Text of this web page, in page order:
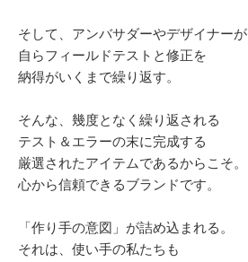
そして、アンバサダーやデザイナーが
自らフィールドテストと修正を
納得がいくまで繰り返す。
そんな、幾度となく繰り返される
テスト＆エラーの末に完成する
厳選されたアイテムであるからこそ。
心から信頼できるブランドです。
「作り手の意図」が詰め込まれる。
それは、使い手の私たちも